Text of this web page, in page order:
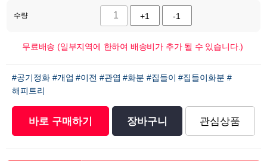
수량 +1 -1
무료배송 (일부지역에 한하여 배송비가 추가 될 수 있습니다.)
#공기정화 #개업 #이전 #관엽 #화분 #집들이 #집들이화분 #
해피트리
바로 구매하기 장바구니 관심상품